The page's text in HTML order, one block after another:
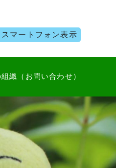
スマートフォン表示
織（お問い合わせ）